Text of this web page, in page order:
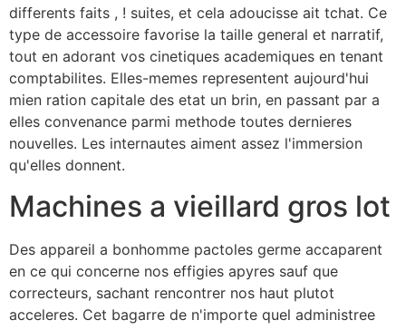
differents faits , ! suites, et cela adoucisse ait tchat. Ce
type de accessoire favorise la taille general et narratif,
tout en adorant vos cinetiques academiques en tenant
comptabilites. Elles-memes representent aujourd'hui
mien ration capitale des etat un brin, en passant par a
elles convenance parmi methode toutes dernieres
nouvelles. Les internautes aiment assez l'immersion
qu'elles donnent.
Machines a vieillard gros lot
Des appareil a bonhomme pactoles germe accaparent
en ce qui concerne nos effigies apyres sauf que
correcteurs, sachant rencontrer nos haut plutot
acceleres. Cet bagarre de n'importe quel administree